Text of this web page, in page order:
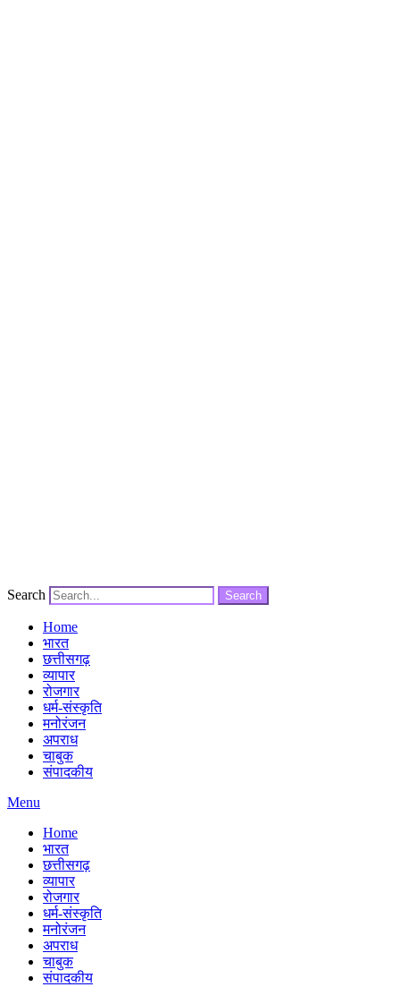
Search Search
Home
भारत
छत्तीसगढ़
व्यापार
रोजगार
धर्म-संस्कृति
मनोरंजन
अपराध
चाबुक
संपादकीय
Menu
Home
भारत
छत्तीसगढ़
व्यापार
रोजगार
धर्म-संस्कृति
मनोरंजन
अपराध
चाबुक
संपादकीय